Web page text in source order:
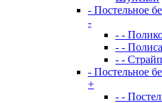
- Постельное
-
- -
- -
- -
- Постельное
+
- -